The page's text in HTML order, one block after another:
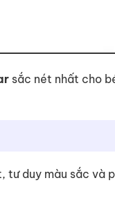
sắc nét nhất cho
tư duy màu sắc